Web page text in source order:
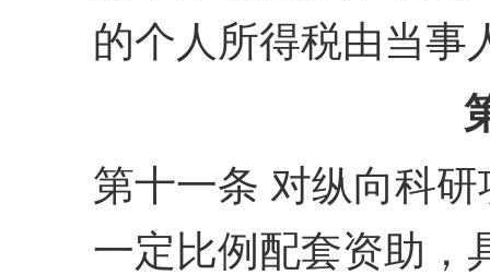
的个人所得税由当事
第十一条 对纵向科
一定比例配套资助，